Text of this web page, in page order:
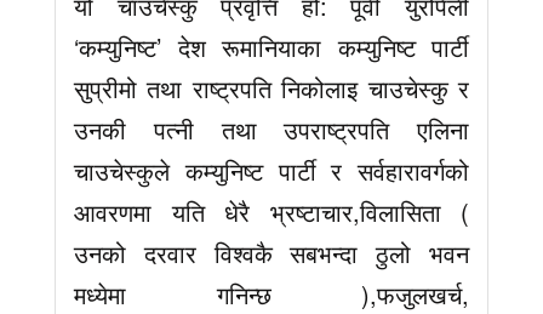
‘कम्युनिष्ट’ देश रूमानियाका कम्युनिष्ट पार्टी
सुप्रीमो तथा राष्ट्रपति निकोलाइ चाउचेस्कु र
उनकी पत्नी तथा उपराष्ट्रपति एलिना
चाउचेस्कुले कम्युनिष्ट पार्टी र सर्वहारावर्गको
आवरणमा यति धेरै भ्रष्टाचार,विलासिता (
उनको दरवार विश्वकै सबभन्दा ठुलो भवन
मध्येमा गनिन्छ ),फजुलखर्च,